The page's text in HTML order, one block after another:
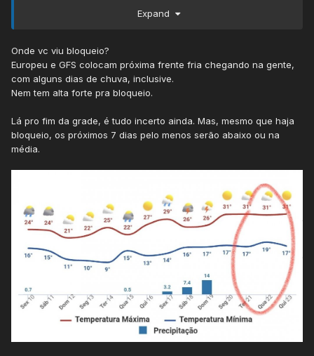
As 12z de hoje apostam em uma mínima de:
9 pelo EURO
8 pelo CANADENSE
RESUMINDO... entraram num consenso e é isso e acabou, o
Expand
Onde vc viu bloqueio?
Europeu e GFS colocam próxima frente fria chegando na gente,
com alguns dias de chuva, inclusive.
Nem tem alta forte pra bloqueio.
Lá pro fim da grade, é tudo incerto ainda. Mas, mesmo que haja
bloqueio, os próximos 7 dias pelo menos serão abaixo ou na
média.